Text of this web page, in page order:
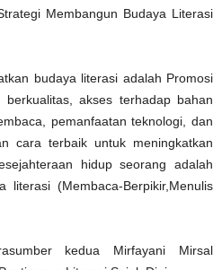
Membangun Budaya Literasi
budaya literasi adalah Promosi
akses terhadap bahan
pemanfaatan teknologi, dan
cara terbaik untuk meningkatkan
hidup seorang adalah
literasi (Membaca-Berpikir,Menulis
kedua Mirfayani Mirsal